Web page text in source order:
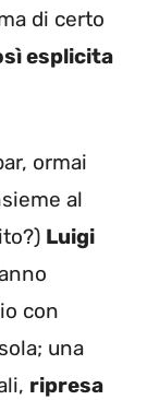
di certo
esplicita
ormai
al
Luigi
con
una
ripresa